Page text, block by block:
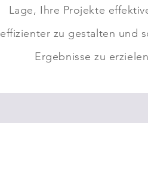
Lage, Ihre Projekte
effizienter zu gestalten und
Ergebnisse zu